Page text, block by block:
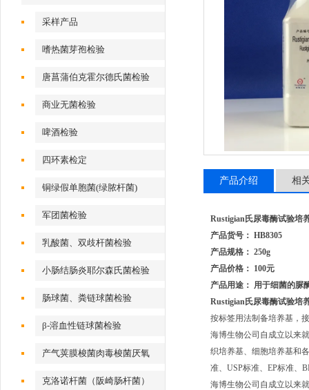
采样产品
嗜热菌芽孢检验
唐菖蒲伯克霍尔德氏菌检验
商业无菌检验
啤酒检验
四环素检定
铜绿假单胞菌(绿脓杆菌)
军团菌检验
乳酸菌、双歧杆菌检验
小肠结肠炎耶尔森氏菌检验
肠球菌、粪链球菌检验
β-溶血性链球菌检验
产气荚膜梭菌肉毒梭菌厌氧
克洛诺杆菌（阪崎肠杆菌）
产品介绍 相
Rustigian氏尿毒酶试验培
产品货号： HB8305
产品规格： 250g
产品价格： 100元
产品用途： 用于细菌的脲
Rustigian氏尿毒酶试验培
按标签用法制备培养基，
海博生物公司自成立以来
织培养基、细胞培养基和
准、USP标准、EP标准、
海博生物公司自成立以来